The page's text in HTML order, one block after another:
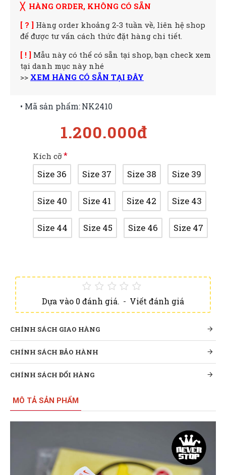
╳ HÀNG ORDER, KHÔNG CÓ SẴN
[ ? ] Hàng order khoảng 2-3 tuần về, liên hệ shop
để được tư vấn cách thức đặt hàng chi tiết.
[ ! ] Mẫu này có thể có sẵn tại shop, bạn check xem
tại danh mục này nhé
>> XEM HÀNG CÓ SẴN TẠI ĐÂY
Dựa vào 0 đánh giá. - Viết đánh giá
1.200.000đ
• Mã sản phẩm:NK2410
Kích cỡ
Size 36 Size 37 Size 38 Size 39
Size 40 Size 41 Size 42 Size 43
Size 44 Size 45 Size 46 Size 47
CHÍNH SÁCH GIAO HÀNG
CHÍNH SÁCH BẢO HÀNH
CHÍNH SÁCH ĐỔI HÀNG
MÔ TẢ SẢN PHẨM